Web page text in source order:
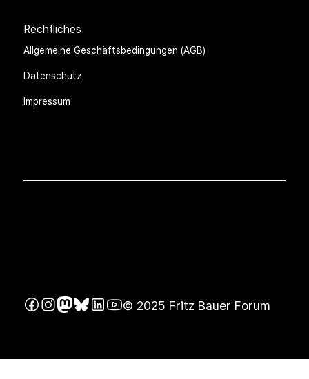
Rechtliches
Allgemeine Geschäftsbedingungen (AGB)
Datenschutz
Impressum
© 2025 Fritz Bauer Forum